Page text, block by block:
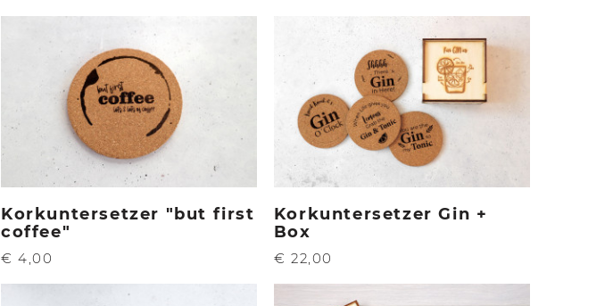
Korkuntersetzer "but first
coffee"
€ 4,00
Korkuntersetzer Gin +
Box
€ 22,00